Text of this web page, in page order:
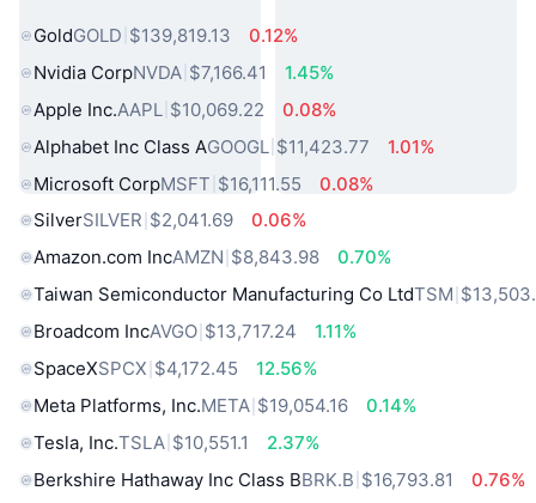
GoldGOLD $139,819.13
0.12%
Nvidia CorpNVDA $7,166.41
1.45%
Apple Inc.AAPL $10,069.22
0.08%
Alphabet Inc Class AGOOGL $11,423.77
1.01%
Microsoft CorpMSFT $16,111.55
0.08%
SilverSILVER $2,041.69
0.06%
Amazon.com IncAMZN $8,843.98
0.70%
Taiwan Semiconductor Manufacturing Co LtdTSM
Broadcom IncAVGO $13,717.24
1.11%
SpaceXSPCX $4,172.45
12.56%
Meta Platforms, Inc.META $19,054.16
0.14%
Tesla, Inc.TSLA $10,551.1
2.37%
Berkshire Hathaway Inc Class BBRK.B $16,793.81
0.76%